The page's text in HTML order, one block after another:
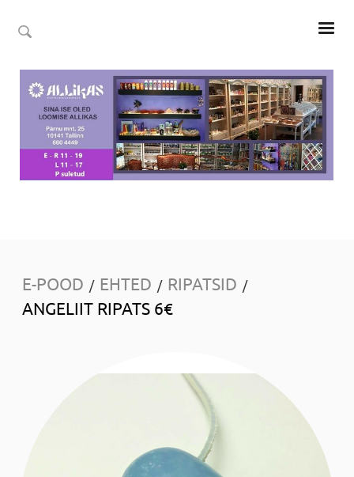
E-POOD / EHTED / RIPATSID /
ANGELIIT RIPATS 6€